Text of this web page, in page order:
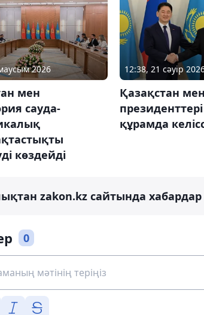
2026
мен
сауда-
көздейді
12:38, 21 сәуір
Қазақстан
құрамда
zakon.kz сайтында
0